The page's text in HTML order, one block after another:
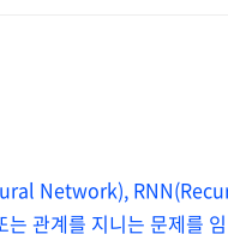
Network),
관계를 지니는 문제를